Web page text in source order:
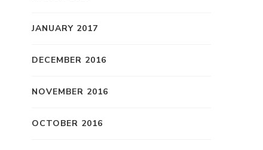
JANUARY 2017
DECEMBER 2016
NOVEMBER 2016
OCTOBER 2016